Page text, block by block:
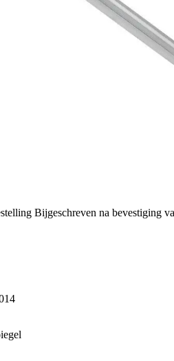
Bijgeschreven na bevestiging